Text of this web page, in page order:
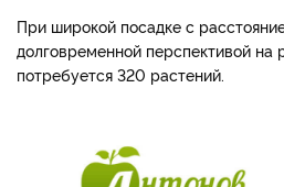
При широкой посадке с
долговременной перспективой на
потребуется 320 растений.